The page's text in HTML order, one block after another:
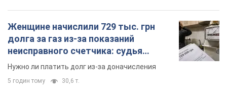
Женщине начислили 729 тыс. грн
долга за газ из-за показаний
неисправного счетчика: судья
вынес неожиданное решение
Нужно ли платить долг из-за доначисления
5 годин тому 30,6 т.